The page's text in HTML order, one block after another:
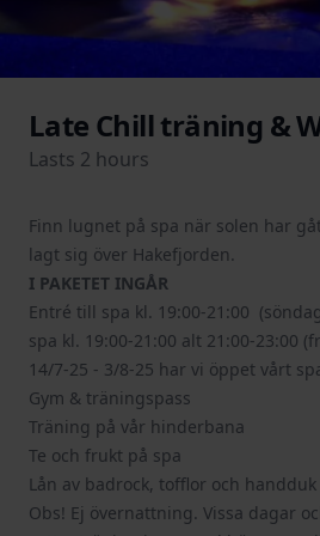
Late Chill träning &
Lasts 2 hours
Finn lugnet på spa när solen har
lagt sig över Hakefjorden.
I PAKETET INGÅR
Entré till spa kl. 19:00-21:00
spa kl. 19:00-21:00 alt 21:00-23:00
14/7-25 - 3/8-25 har vi öppet vårt
Gym & träningspass
Träning på vår hinderbana
Te och frukt på spa
Lån av badrock, tofflor och handduk
Obs! Ej övernattning. Vissa dagar